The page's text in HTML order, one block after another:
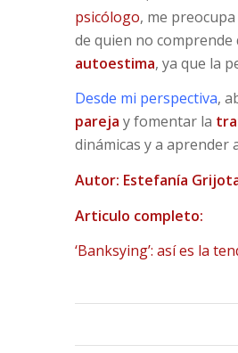
psicólogo, me
de quien no comprende
autoestima, ya que la
Desde mi perspectiva,
pareja y fomentar la
dinámicas y a aprender
Autor: Estefanía Grijota
Articulo completo:
‘Banksying’: así es la